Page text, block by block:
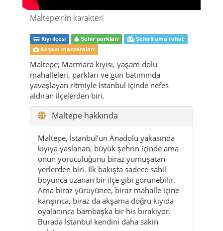
Maltepe’nin karakteri
Kıyı ilçesi Şehir parkları
Şehirli ama rahat
Akşam manzaraları
Maltepe; Marmara kıyısı, yaşam dolu
mahalleleri, parkları ve gün batımında
yavaşlayan ritmiyle İstanbul içinde nefes
aldıran ilçelerden biri.
Maltepe hakkında
Maltepe, İstanbul’un Anadolu yakasında
kıyıya yaslanan, büyük şehrin içinde ama
onun yoruculuğunu biraz yumuşatan
yerlerden biri. İlk bakışta sadece sahil
boyunca uzanan bir ilçe gibi görünebilir.
Ama biraz yürüyünce, biraz mahalle içine
karışınca, biraz da akşama doğru kıyıda
oyalanınca bambaşka bir his bırakıyor.
Burada İstanbul kendini daha sakin